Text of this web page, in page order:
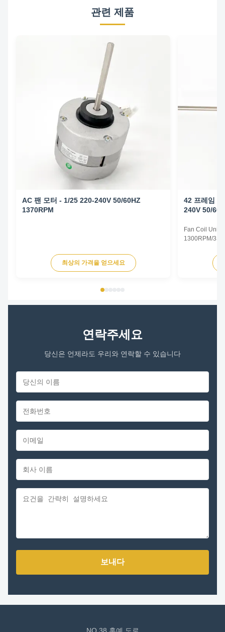
관련 제품
AC 팬 모터 - 1/25 220-240V 50/60HZ
1370RPM
최상의 가격을 얻으세요
42 프레임
240V 50/
Fan Coil Unit
1300RPM/
Type
TEAO
연락주세요
당신은 언제라도 우리와 연락할 수 있습니다
보내다